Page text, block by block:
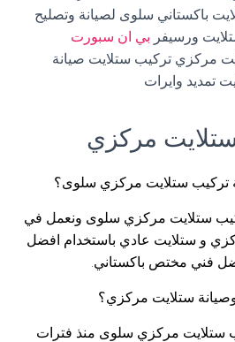
باكستاني سلوى لصيانة وتصليح
ورسيفر بي ان سبورت
مركزي تركيب ستلايت صيانة
تمديد وايرات
مركزي
ستلايت مركزي سلوى؟
ستلايت مركزي سلوى ونعمل في
و ستلايت عادي باستخدام افضل
فني مختص باكستاني.
ستلايت مركزي؟
ستلايت مركزي سلوى منذ فترات